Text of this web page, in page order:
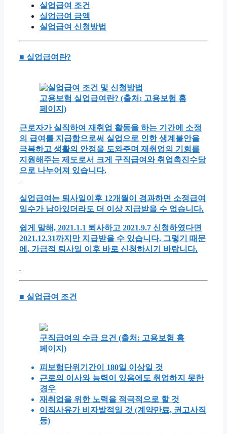
실업급여 조건
실업급여 금액
실업급여 신청방법
■ 실업급여란?
고용보험 실업급여란? (출처: 고용보험 홈
페이지)
근로자가 실직하여 재취업 활동을 하는 기간에 소정
의 급여를 지급함으로써 실업으로 인한 생계불안을
극복하고 생활의 안정을 도와주며 재취업의 기회를
지원해주는 제도로서 크게 구직급여와 취업촉진수당
으로 나누어져 있습니다.
실업급여는 퇴사일이후 12개월이 경과하면 소정급여
일수가 남아있더라도 더 이상 지급받을 수 없습니다.
쉽게 말해, 2021.1.1 퇴사하고 2021.9.7 신청하였다면
2021.12.31까지만 지급받을 수 있습니다. 그렇기 때문
에, 가급적 퇴사일 이후 바로 신청하시기 바랍니다.
■ 실업급여 조건
구직급여의 수급 요건 (출처: 고용보험 홈
페이지)
피보험단위기간이 180일 이상일 것
근로의 이사와 능력이 있음에도 취업하지 못한
경우
재취업을 위한 노력을 적극적으로 할 것
이직사유가 비자발적일 것 (계약만료, 권고사직
등)